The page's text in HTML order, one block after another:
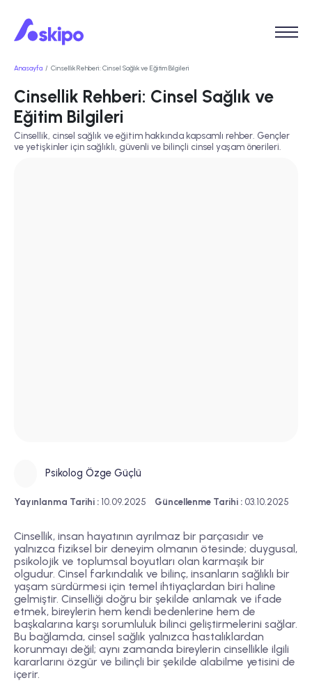
Anasayfa Cinsellik Rehberi: Cinsel Sağlık ve Eğitim Bilgileri
Cinsellik Rehberi: Cinsel Sağlık ve
Eğitim Bilgileri
Cinsellik, cinsel sağlık ve eğitim hakkında kapsamlı rehber. Gençler
ve yetişkinler için sağlıklı, güvenli ve bilinçli cinsel yaşam önerileri.
Psikolog Özge Güçlü
Yayınlanma Tarihi : 10.09.2025 Güncellenme Tarihi : 03.10.2025
Cinsellik, insan hayatının ayrılmaz bir parçasıdır ve
yalnızca fiziksel bir deneyim olmanın ötesinde; duygusal,
psikolojik ve toplumsal boyutları olan karmaşık bir
olgudur. Cinsel farkındalık ve bilinç, insanların sağlıklı bir
yaşam sürdürmesi için temel ihtiyaçlardan biri haline
gelmiştir. Cinselliği doğru bir şekilde anlamak ve ifade
etmek, bireylerin hem kendi bedenlerine hem de
başkalarına karşı sorumluluk bilinci geliştirmelerini sağlar.
Bu bağlamda, cinsel sağlık yalnızca hastalıklardan
korunmayı değil; aynı zamanda bireylerin cinsellikle ilgili
kararlarını özgür ve bilinçli bir şekilde alabilme yetisini de
içerir.